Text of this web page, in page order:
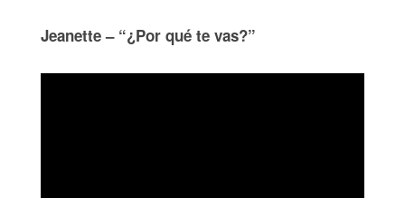
Jeanette – “¿Por qué te vas?”